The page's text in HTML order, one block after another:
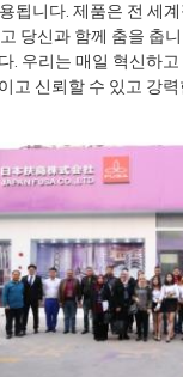
됩니다. 제품은 전 세
당신과 함께 춤을 춥
. 우리는 매일 혁신하
고 신뢰할 수 있고 강